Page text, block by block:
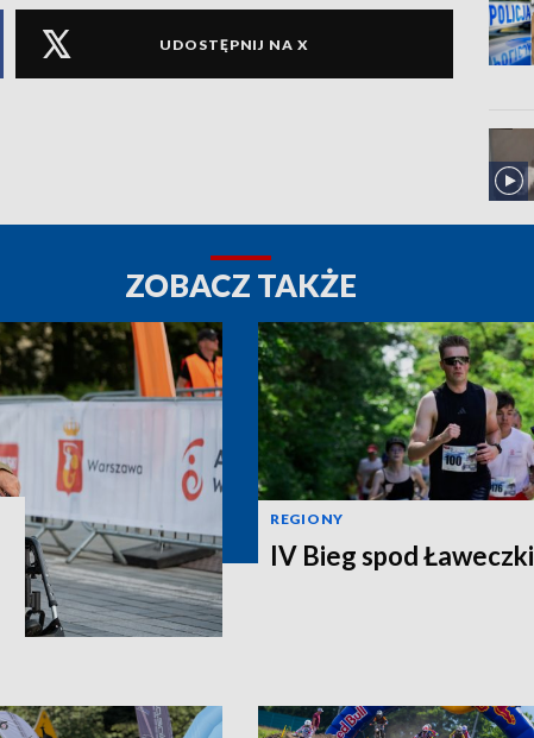
UDOSTĘPNIJ NA X
ZOBACZ TAKŻE
REGIONY
IV Bieg spod Ławeczki